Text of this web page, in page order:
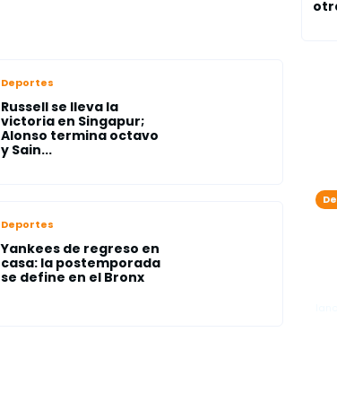
Deportes
Russell se lleva la
victoria en Singapur;
Alonso termina octavo
y Sain...
Deportes
Yankees de regreso en
casa: la postemporada
se define en el Bronx